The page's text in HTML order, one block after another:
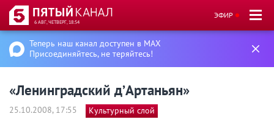
6 АВГ, ЧЕТВЕРГ, 18:54
ЭФИР
Теперь наш канал доступен в MAX
Присоединяйтесь, не теряйтесь!
«Ленинградский д’Артаньян»
25.10.2008, 17:55 Культурный слой